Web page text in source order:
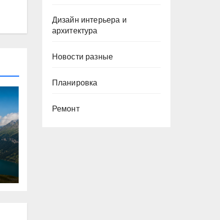
Дизайн интерьера и
архитектура
Новости разные
Планировка
Ремонт